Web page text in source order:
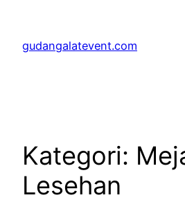
konten
gudangalatevent.com
Kategori:
Lesehan